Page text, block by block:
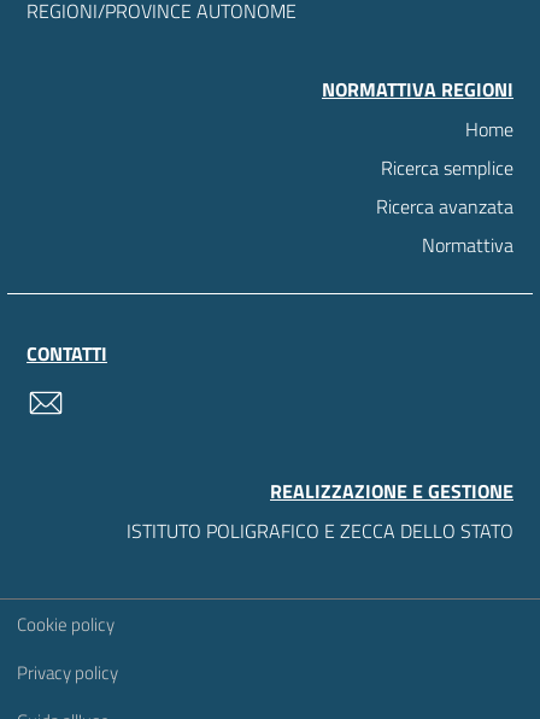
REGIONI/PROVINCE AUTONOME
NORMATTIVA REGIONI
Home
Ricerca semplice
Ricerca avanzata
Normattiva
CONTATTI
REALIZZAZIONE E GESTIONE
ISTITUTO POLIGRAFICO E ZECCA DELLO STATO
Sezione Link Utili
Cookie policy
Privacy policy